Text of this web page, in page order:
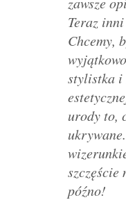
Teraz
Chcemy,
stylistka i
urody to,
późno!